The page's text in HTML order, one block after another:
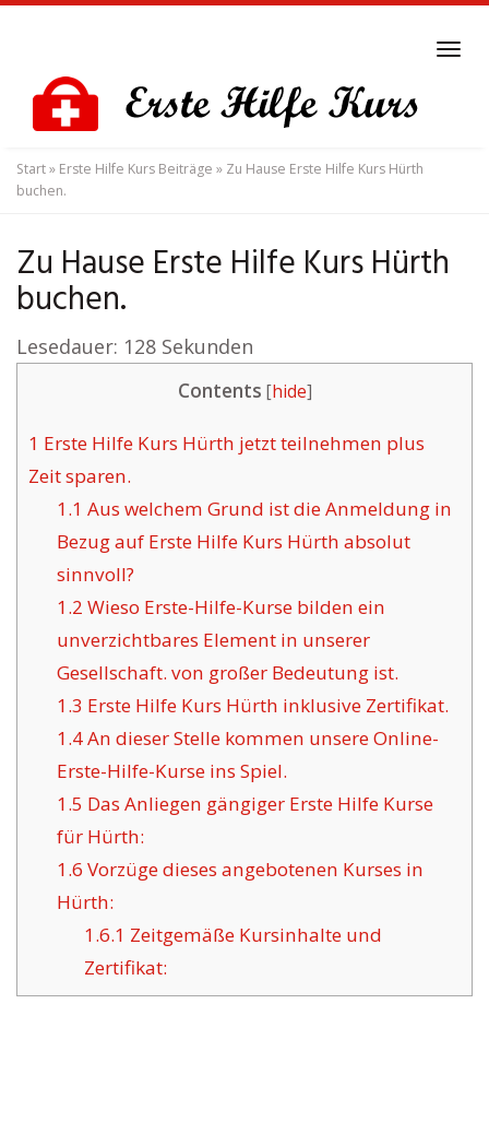
content
Start» Erste Hilfe Kurs Beiträge » Zu Hause Erste Hilfe Kurs Hürth
buchen.
Zu Hause Erste Hilfe Kurs Hürth
buchen.
Lesedauer: 128 Sekunden
Contents [hide]
1 Erste Hilfe Kurs Hürth jetzt teilnehmen plus
Zeit sparen.
1.1 Aus welchem Grund ist die Anmeldung in
Bezug auf Erste Hilfe Kurs Hürth absolut
sinnvoll?
1.2 Wieso Erste-Hilfe-Kurse bilden ein
unverzichtbares Element in unserer
Gesellschaft. von großer Bedeutung ist.
1.3 Erste Hilfe Kurs Hürth inklusive Zertifikat.
1.4An dieser Stelle kommen unsere Online-
Erste-Hilfe-Kurse ins Spiel.
1.5 Das Anliegen gängiger Erste Hilfe Kurse
für Hürth:
1.6 Vorzüge dieses angebotenen Kurses in
Hürth:
1.6.1 Zeitgemäße Kursinhalte und
Zertifikat: